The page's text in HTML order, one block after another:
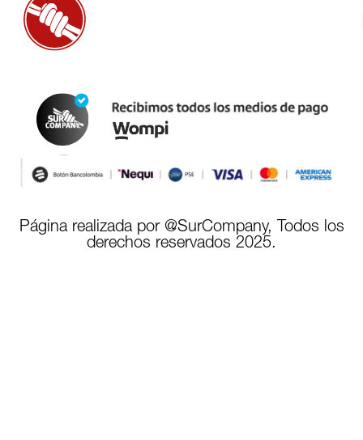
Página realizada por @SurCompany, Todos los
derechos reservados 2025.